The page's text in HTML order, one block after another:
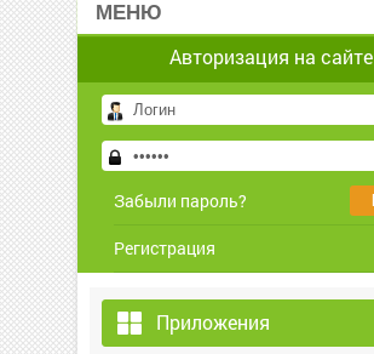
МЕНЮ
Авторизация на сайте
Забыли пароль?
Регистрация
Приложения